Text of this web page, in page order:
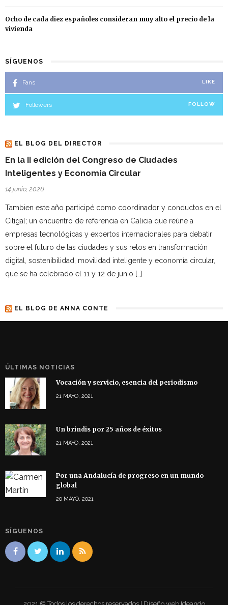
Ocho de cada diez españoles consideran muy alto el precio de la
vivienda
SÍGUENOS
Fans LIKE
Followers FOLLOW
EL BLOG DEL DIRECTOR
En la II edición del Congreso de Ciudades
Inteligentes y Economía Circular
14 junio, 2026
Tambien este año participé como coordinador y conductos en el
Citigal; un encuentro de referencia en Galicia que reúne a
empresas tecnológicas y expertos internacionales para debatir
sobre el futuro de las ciudades y sus retos en transformación
digital, sostenibilidad, movilidad inteligente y economía circular,
que se ha celebrado el 11 y 12 de junio […]
EL BLOG DE ANNA CONTE
ÚLTIMAS NOTICIAS
Vocación y servicio, esencia del periodismo
21 MAYO, 2021
Un brindis por 25 años de éxitos
21 MAYO, 2021
Por una Andalucía de progreso en un mundo
global
20 MAYO, 2021
SÍGUENOS